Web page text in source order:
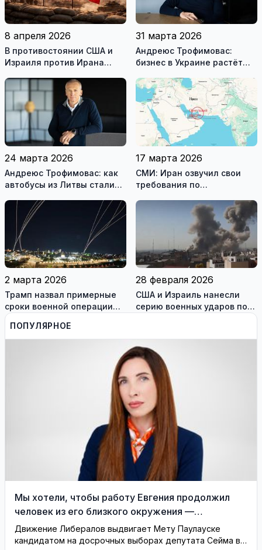
8 апреля 2026
В противостоянии США и
Израиля против Ирана
перемирие
31 марта 2026
Андреюс Трофимовас:
бизнес в Украине растёт
24 марта 2026
Андреюс Трофимовас: как
автобусы из Литвы стали
охваченного огнём
Мариуполя (фотогалерея)
17 марта 2026
СМИ: Иран озвучил свои
требования по
2 марта 2026
Трамп назвал примерные
сроки военной операции
против Ирана
28 февраля 2026
США и Израиль нанесли
серию военных ударов по
ПОПУЛЯРНОЕ
Мы хотели, чтобы работу Евгения продолжил
человек из его близкого окружения —
Висагинское отделение Либерального движения
Движение Либералов выдвигает Мету Паулауске
кандидатом на досрочных выборах депутата Сейма в